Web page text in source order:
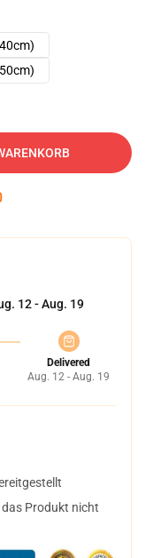
12 - Aug. 19
Delivered
Aug. 12 - Aug. 19
Produkt nicht